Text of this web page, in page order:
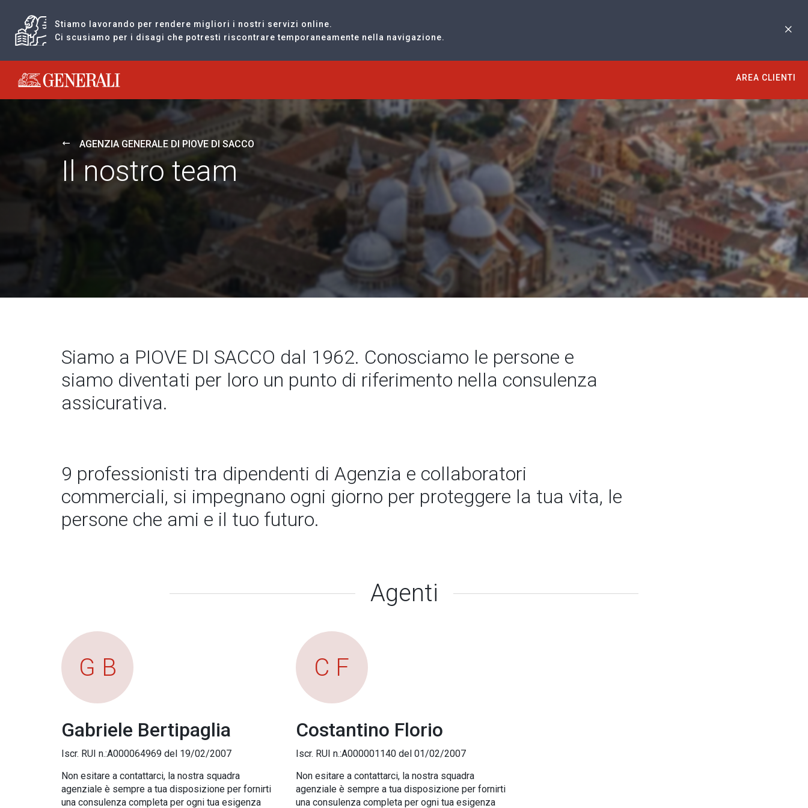
Stiamo lavorando per rendere migliori i nostri servizi online.
Ci scusiamo per i disagi che potresti riscontrare temporaneamente nella navigazione.
Generali logo
AREA CLIENTI
AGENZIA GENERALE DI PIOVE DI SACCO
Il nostro team
Siamo a PIOVE DI SACCO dal 1962. Conosciamo le persone e
siamo diventati per loro un punto di riferimento nella consulenza
assicurativa.
9 professionisti tra dipendenti di Agenzia e collaboratori
commerciali, si impegnano ogni giorno per proteggere la tua vita, le
persone che ami e il tuo futuro.
Agenti
G B
Gabriele Bertipaglia
Iscr. RUI n.:A000064969 del 19/02/2007
Non esitare a contattarci, la nostra squadra
agenziale è sempre a tua disposizione per fornirti
una consulenza completa per ogni tua esigenza
C F
Costantino Florio
Iscr. RUI n.:A000001140 del 01/02/2007
Non esitare a contattarci, la nostra squadra
agenziale è sempre a tua disposizione per fornirti
una consulenza completa per ogni tua esigenza